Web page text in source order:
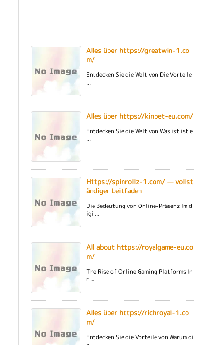
Alles über https://greatwin-1.co
m/
Entdecken Sie die Welt von Die Vorteile
...
Alles über https://kinbet-eu.com/
Entdecken Sie die Welt von Was ist ist e
...
Https://spinrollz-1.com/ — vollst
ändiger Leitfaden
Die Bedeutung von Online-Präsenz Im d
igi ...
All about https://royalgame-eu.co
m/
The Rise of Online Gaming Platforms In
r ...
Alles über https://richroyal-1.co
m/
Entdecken Sie die Vorteile von Warum di